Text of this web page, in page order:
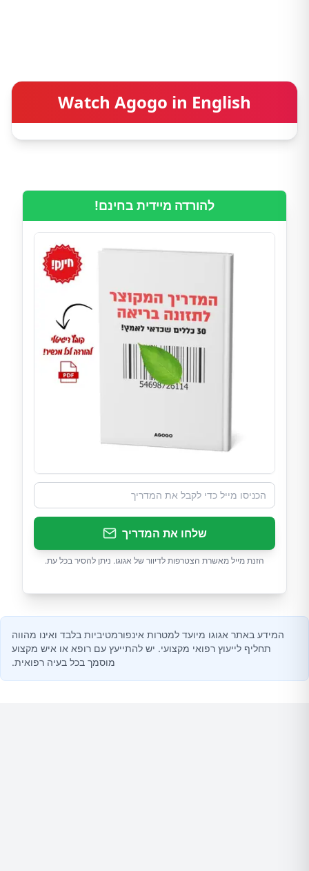
Watch Agogo in English
להורדה מיידית בחינם!
שלחו את המדריך
הזנת מייל מאשרת הצטרפות לדיוור של אגוגו. ניתן להסיר בכל עת.
המידע באתר אגוגו מיועד למטרות אינפורמטיביות בלבד ואינו מהווה
תחליף לייעוץ רפואי מקצועי. יש להתייעץ עם רופא או איש מקצוע
מוסמך בכל בעיה רפואית.